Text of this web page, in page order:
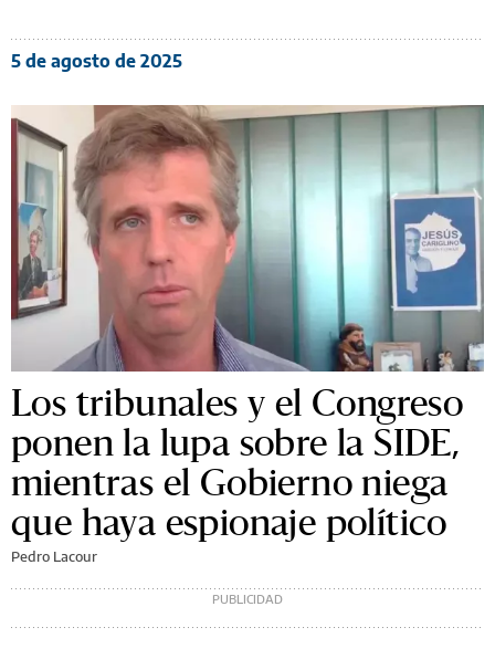
5 de agosto de 2025
Los tribunales y el Congreso
ponen la lupa sobre la SIDE,
mientras el Gobierno niega
que haya espionaje político
Pedro Lacour